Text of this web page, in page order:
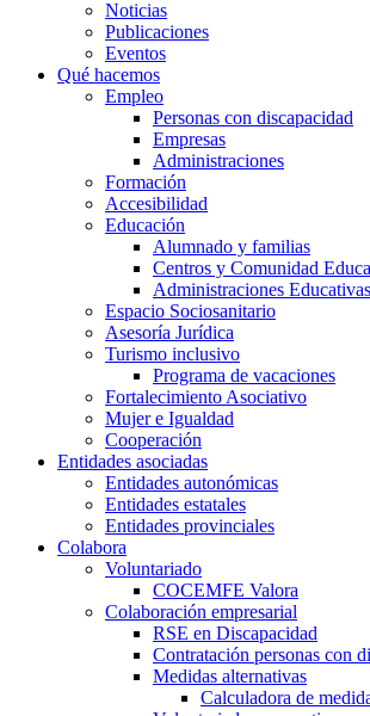
Noticias
Publicaciones
Eventos
Qué hacemos
Empleo
Personas con discapacidad
Empresas
Administraciones
Formación
Accesibilidad
Educación
Alumnado y familias
Centros y Comunidad
Administraciones Educativas
Espacio Sociosanitario
Asesoría Jurídica
Turismo inclusivo
Programa de vacaciones
Fortalecimiento Asociativo
Mujer e Igualdad
Cooperación
Entidades asociadas
Entidades autonómicas
Entidades estatales
Entidades provinciales
Colabora
Voluntariado
COCEMFE Valora
Colaboración empresarial
RSE en Discapacidad
Contratación personas con
Medidas alternativas
Calculadora de